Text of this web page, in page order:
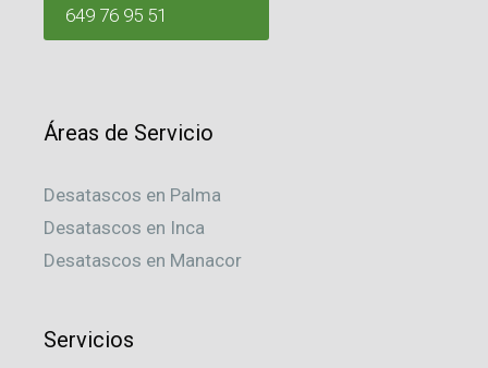
649 76 95 51
Áreas de Servicio
Desatascos en Palma
Desatascos en Inca
Desatascos en Manacor
Servicios